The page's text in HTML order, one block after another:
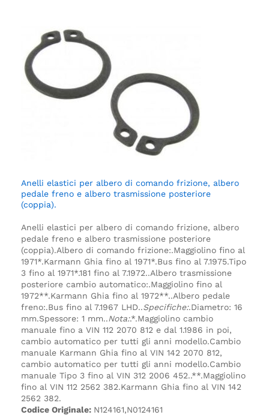
Anelli elastici per albero di comando frizione, albero
pedale freno e albero trasmissione posteriore
(coppia).
Anelli elastici per albero di comando frizione, albero
pedale freno e albero trasmissione posteriore
(coppia).Albero di comando frizione:.Maggiolino fino al
1971*.Karmann Ghia fino al 1971*.Bus fino al 7.1975.Tipo
3 fino al 1971*.181 fino al 7.1972..Albero trasmissione
posteriore cambio automatico:.Maggiolino fino al
1972**.Karmann Ghia fino al 1972**..Albero pedale
freno:.Bus fino al 7.1967 LHD..Specifiche:.Diametro: 16
mm.Spessore: 1 mm..Nota:.*.Maggiolino cambio
manuale fino a VIN 112 2070 812 e dal 1.1986 in poi,
cambio automatico per tutti gli anni modello.Cambio
manuale Karmann Ghia fino al VIN 142 2070 812,
cambio automatico per tutti gli anni modello.Cambio
manuale Tipo 3 fino al VIN 312 2006 452..**.Maggiolino
fino al VIN 112 2562 382.Karmann Ghia fino al VIN 142
2562 382.
Codice Originale: N124161,N0124161